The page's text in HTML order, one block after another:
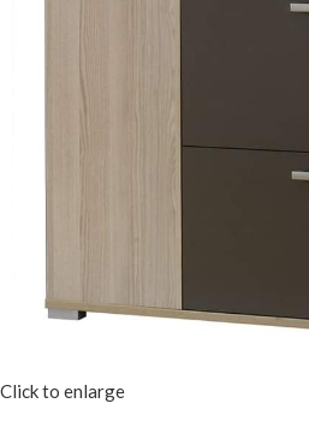
Click to enlarge